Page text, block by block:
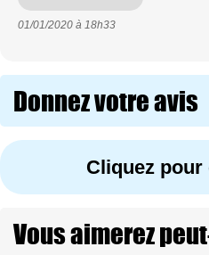
01/01/2020 à 18h33
Donnez votre avis
Cliquez
Vous aimerez